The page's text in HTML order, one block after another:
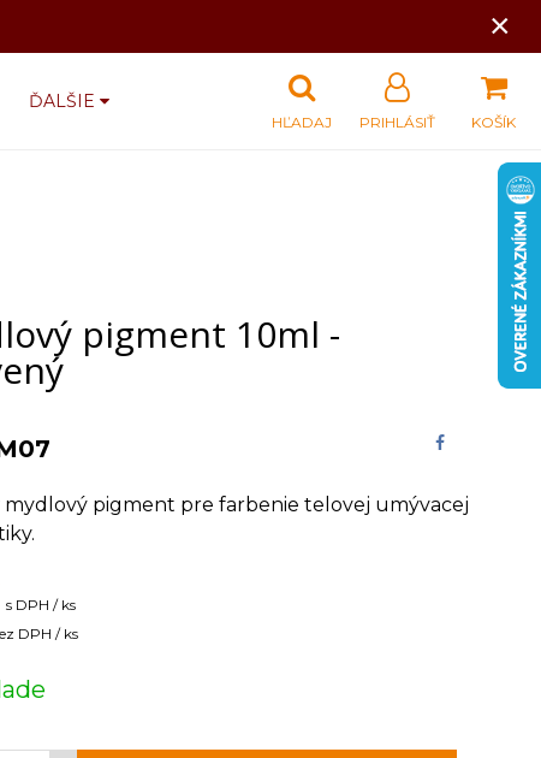
×
ĎALŠIE
KOŠÍK
PRIHLÁSIŤ
HĽADAJ
pigment 10ml -
mydlový pigment pre farbenie telovej umývacej
s DPH / ks
DPH / ks